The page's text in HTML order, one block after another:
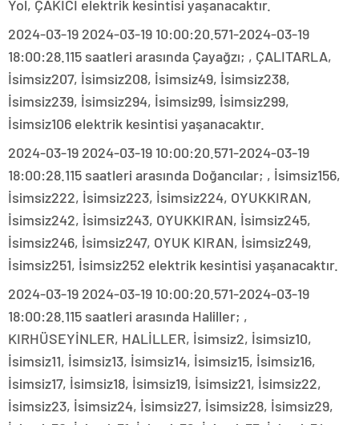
Yol, ÇAKICI elektrik kesintisi yaşanacaktır.
2024-03-19 2024-03-19 10:00:20.571-2024-03-19
18:00:28.115 saatleri arasında Çayağzı; , ÇALITARLA,
İsimsiz207, İsimsiz208, İsimsiz49, İsimsiz238,
İsimsiz239, İsimsiz294, İsimsiz99, İsimsiz299,
İsimsiz106 elektrik kesintisi yaşanacaktır.
2024-03-19 2024-03-19 10:00:20.571-2024-03-19
18:00:28.115 saatleri arasında Doğancılar; , İsimsiz156,
İsimsiz222, İsimsiz223, İsimsiz224, OYUKKIRAN,
İsimsiz242, İsimsiz243, OYUKKIRAN, İsimsiz245,
İsimsiz246, İsimsiz247, OYUK KIRAN, İsimsiz249,
İsimsiz251, İsimsiz252 elektrik kesintisi yaşanacaktır.
2024-03-19 2024-03-19 10:00:20.571-2024-03-19
18:00:28.115 saatleri arasında Haliller; ,
KIRHÜSEYİNLER, HALİLLER, İsimsiz2, İsimsiz10,
İsimsiz11, İsimsiz13, İsimsiz14, İsimsiz15, İsimsiz16,
İsimsiz17, İsimsiz18, İsimsiz19, İsimsiz21, İsimsiz22,
İsimsiz23, İsimsiz24, İsimsiz27, İsimsiz28, İsimsiz29,